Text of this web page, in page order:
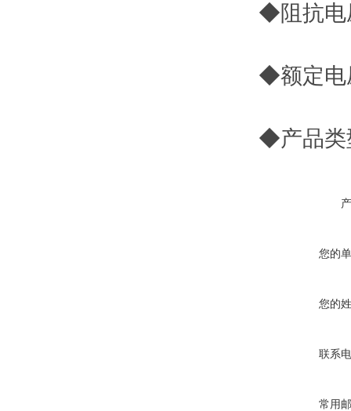
◆阻抗电
◆额定电
◆产品类
您的
您的
联系
常用